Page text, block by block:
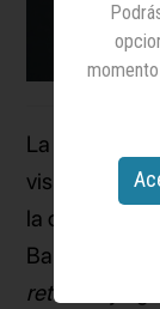
La
visión sobre
la
Barcelona,
retailers